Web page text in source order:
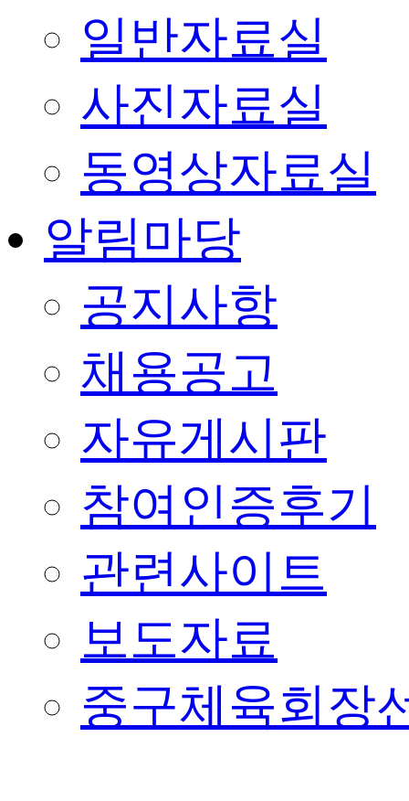
일반자료실
사진자료실
동영상자료실
알림마당
공지사항
채용공고
자유게시판
참여인증후기
관련사이트
보도자료
중구체육회장